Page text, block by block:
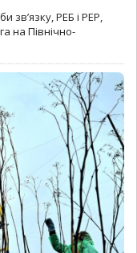
зв’язку, РЕБ і РЕР,
на Північно-